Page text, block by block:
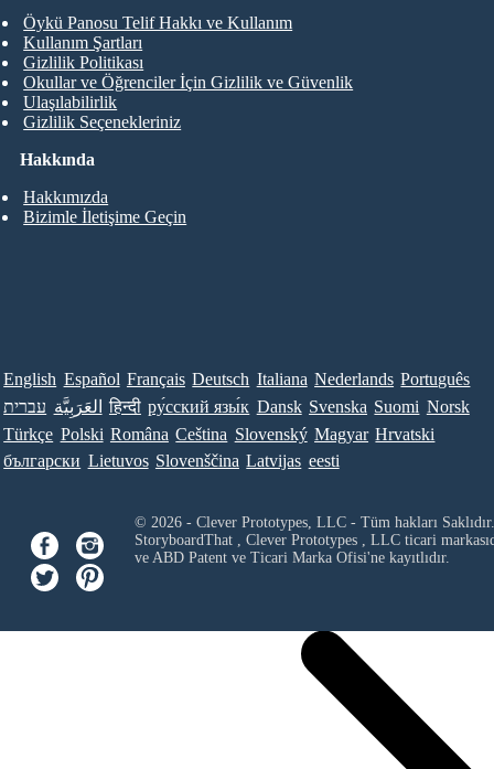
Hakkında
Hakkımızda
Bizimle İletişime Geçin
Öykü Panosu Telif Hakkı ve Kullanım
Kullanım Şartları
Gizlilik Politikası
Okullar ve Öğrenciler İçin Gizlilik ve Güvenlik
Ulaşılabilirlik
Gizlilik Seçenekleriniz
English Español Français Deutsch Italiana Nederlands Português
עברית العَرَبِيَّة हिन्दी ру́сский язы́к Dansk Svenska Suomi Norsk
Türkçe Polski Româna Ceština Slovenský Magyar Hrvatski
български Lietuvos Slovenščina Latvijas eesti
© 2026 - Clever Prototypes, LLC - Tüm hakları Saklıdır.
StoryboardThat , Clever Prototypes , LLCticari
ve ABD Patent ve Ticari Marka Ofisi'ne kayıtlıdır.